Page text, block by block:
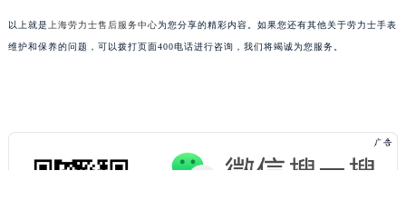
以上就是 上海劳力士售后服务中心为您分享的精彩内容。如果您还有其他关于劳力士手表
维护和保养的问题，可以拨打页面400电话进行咨询，我们将竭诚为您服务。